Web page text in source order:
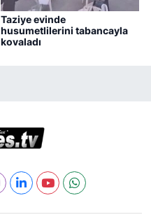
Taziye evinde
husumetlilerini tabancayla
kovaladı